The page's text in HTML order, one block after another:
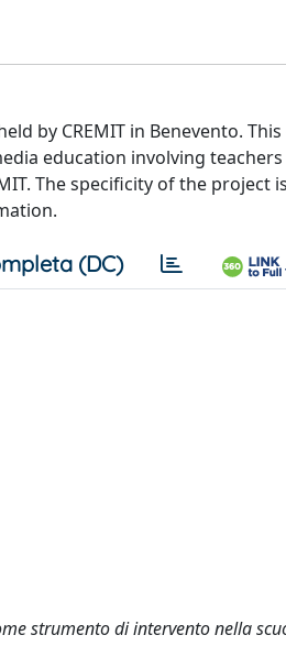
by CREMIT in Benevento.
education involving
The specificity of the project
(DC)
strumento di intervento nella